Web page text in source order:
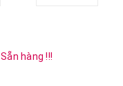
Sẵn hàng !!!